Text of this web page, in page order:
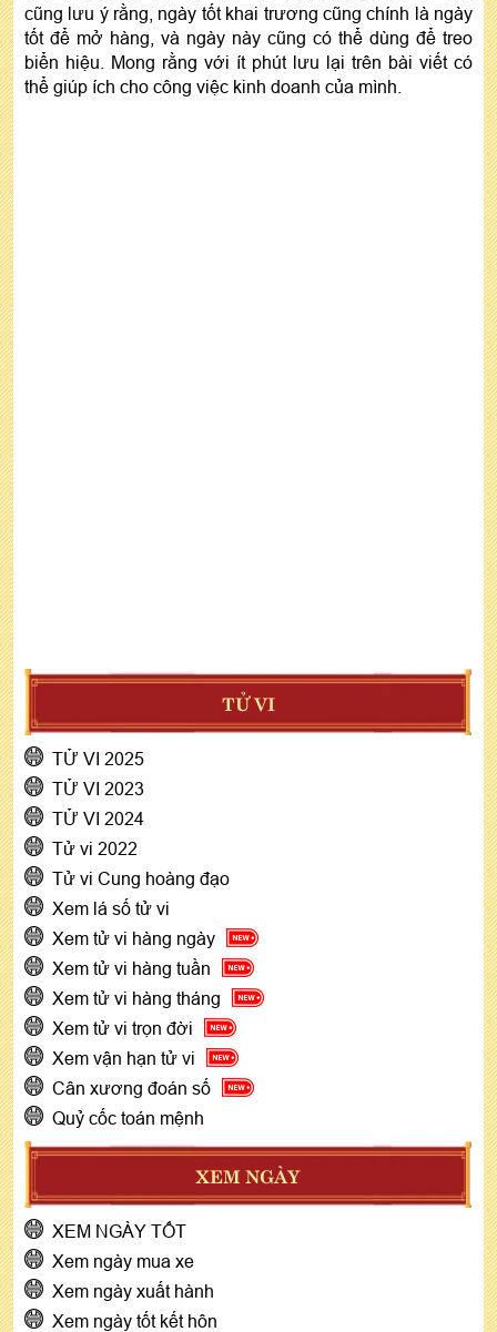
cũng lưu ý rằng, ngày tốt khai trương cũng chính là ngày
tốt để mở hàng, và ngày này cũng có thể dùng để treo
biển hiệu. Mong rằng với ít phút lưu lại trên bài viết có
thể giúp ích cho công việc kinh doanh của mình.
TỬ VI
TỬ VI 2025
TỬ VI 2023
TỬ VI 2024
Tử vi 2022
Tử vi Cung hoàng đạo
Xem lá số tử vi
Xem tử vi hàng ngày
Xem tử vi hàng tuần
Xem tử vi hàng tháng
Xem tử vi trọn đời
Xem vận hạn tử vi
Cân xương đoán số
Quỷ cốc toán mệnh
XEM NGÀY
XEM NGÀY TỐT
Xem ngày mua xe
Xem ngày xuất hành
Xem ngày tốt kết hôn